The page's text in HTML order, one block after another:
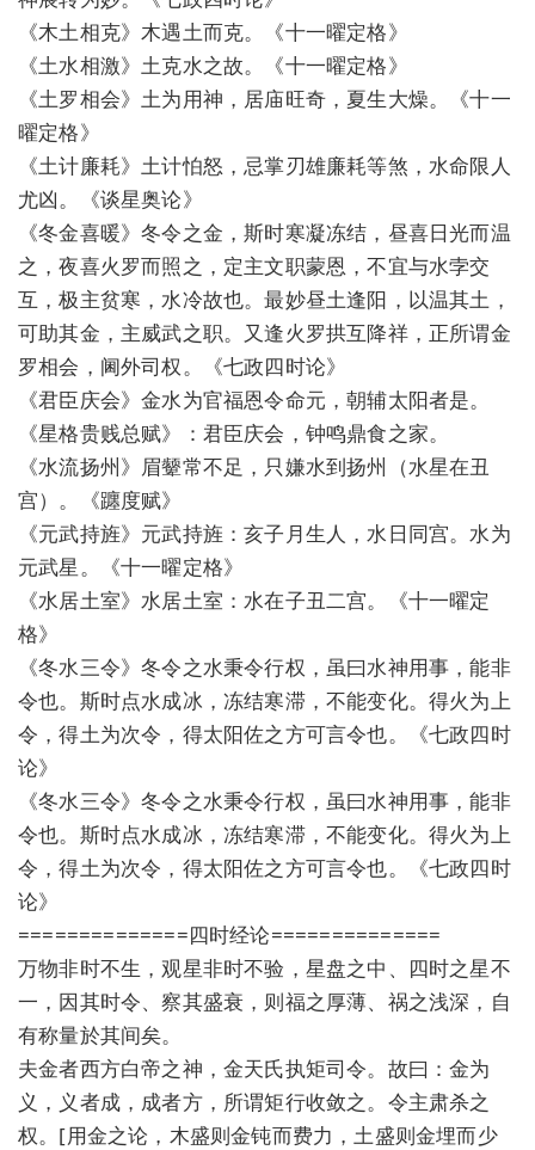
《木土相克》木遇土而克。《十一曜定格》
《土水相激》土克水之故。《十一曜定格》
《土罗相会》土为用神，居庙旺奇，夏生大燥。《十一
曜定格》
《土计廉耗》土计怕怒，忌掌刃雄廉耗等煞，水命限人
尤凶。《谈星奥论》
《冬金喜暖》冬令之金，斯时寒凝冻结，昼喜日光而温
之，夜喜火罗而照之，定主文职蒙恩，不宜与水孛交
互，极主贫寒，水冷故也。最妙昼土逢阳，以温其土，
可助其金，主威武之职。又逢火罗拱互降祥，正所谓金
罗相会，阃外司权。《七政四时论》
《君臣庆会》金水为官福恩令命元，朝辅太阳者是。
《星格贵贱总赋》：君臣庆会，钟鸣鼎食之家。
《水流扬州》眉颦常不足，只嫌水到扬州（水星在丑
宫）。《躔度赋》
《元武持旌》元武持旌：亥子月生人，水日同宫。水为
元武星。《十一曜定格》
《水居土室》水居土室：水在子丑二宫。《十一曜定
格》
《冬水三令》冬令之水秉令行权，虽曰水神用事，能非
令也。斯时点水成冰，冻结寒滞，不能变化。得火为上
令，得土为次令，得太阳佐之方可言令也。《七政四时
论》
《冬水三令》冬令之水秉令行权，虽曰水神用事，能非
令也。斯时点水成冰，冻结寒滞，不能变化。得火为上
令，得土为次令，得太阳佐之方可言令也。《七政四时
论》
==============四时经论==============
万物非时不生，观星非时不验，星盘之中、四时之星不
一，因其时令、察其盛衰，则福之厚薄、祸之浅深，自
有称量於其间矣。
夫金者西方白帝之神，金天氏执矩司令。故曰：金为
义，义者成，成者方，所谓矩行收敛之。令主肃杀之
权。[用金之论，木盛则金钝而费力，土盛则金埋而少